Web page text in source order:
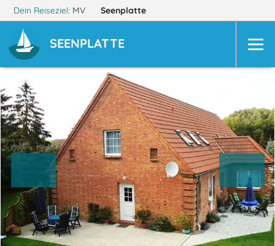
Dein Reiseziel: MV Seenplatte
SEENPLATTE